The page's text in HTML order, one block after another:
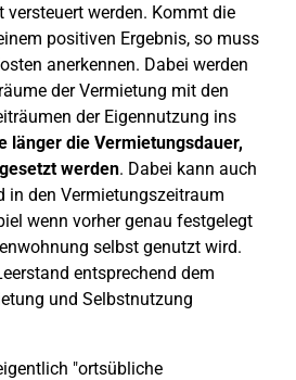
werden. Kommt die
positiven Ergebnis, so muss
anerkennen. Dabei werden
der Vermietung mit den
der Eigennutzung ins
länger die Vermietungsdauer,
werden. Dabei kann auch
in den Vermietungszeitraum
wenn vorher genau festgelegt
selbst genutzt wird.
entsprechend dem
und Selbstnutzung
"ortsübliche